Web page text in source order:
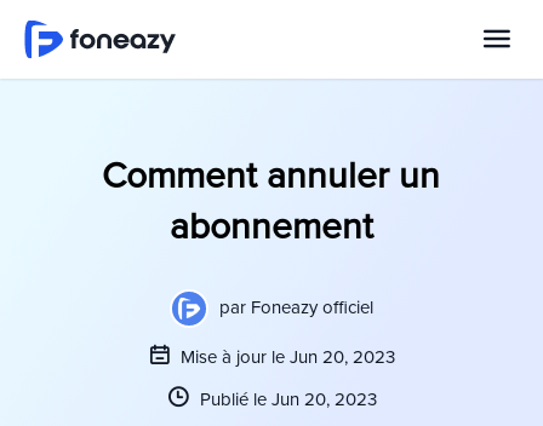
Comment annuler un
abonnement
par Foneazy officiel
Mise à jour le Jun 20, 2023
Publié le Jun 20, 2023